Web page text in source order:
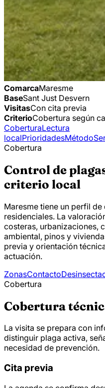
ComarcaMaresme
BaseSant Just Desvern
VisitasCon cita previa
CriterioCobertura según
CoberturaLectura
localPrioridadesMétodo
Cobertura
Control de
criterio local
Maresme tiene un perfil
residenciales. La
costeras, urbanizaciones,
ambiental, pinos y
previa y orientación
actuación.
ZonasContacto
Cobertura
Cobertura
La visita se prepara con
distinguir plaga activa,
necesidad de prevención.
Cita previa